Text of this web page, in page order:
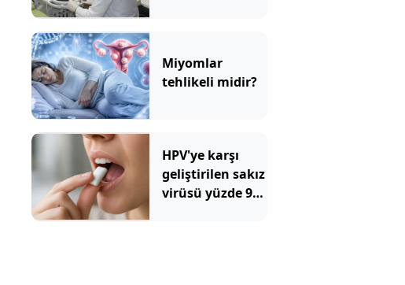
Miyomlar
tehlikeli midir?
HPV'ye karşı
geliştirilen sakız
virüsü yüzde 93